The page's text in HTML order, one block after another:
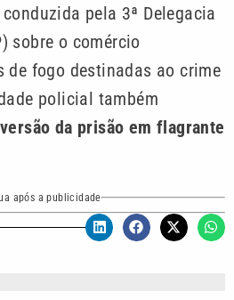
pela 3ª Delegacia
sobre o comércio
de fogo destinadas ao crime
policial também
da prisão em flagrante
após a publicidade